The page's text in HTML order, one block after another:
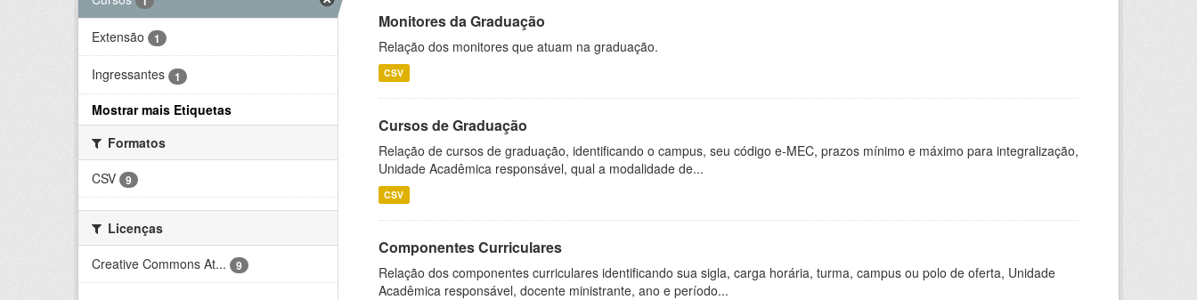
Extensão 1
Ingressantes 1
Mostrar mais Etiquetas
Formatos
CSV
9
Licenças
Creative Commons At...
9
Monitores da Graduação
Relação dos monitores que atuam na graduação.
CSV
Cursos de Graduação
Relação de cursos de graduação, identificando o campus, seu código e-MEC, prazos mínimo e máximo para integralização,
Unidade Acadêmica responsável, qual a modalidade de...
CSV
Componentes Curriculares
Relação dos componentes curriculares identificando sua sigla, carga horária, turma, campus ou polo de oferta, Unidade
Acadêmica responsável, docente ministrante, ano e período...